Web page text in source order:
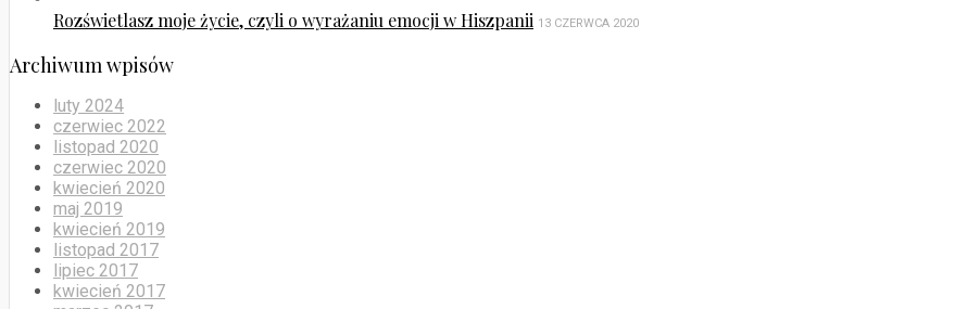
Rozświetlasz moje życie, czyli o wyrażaniu emocji w Hiszpanii 13 CZERWCA 2020
Archiwum wpisów
luty 2024
czerwiec 2022
listopad 2020
czerwiec 2020
kwiecień 2020
maj 2019
kwiecień 2019
listopad 2017
lipiec 2017
kwiecień 2017